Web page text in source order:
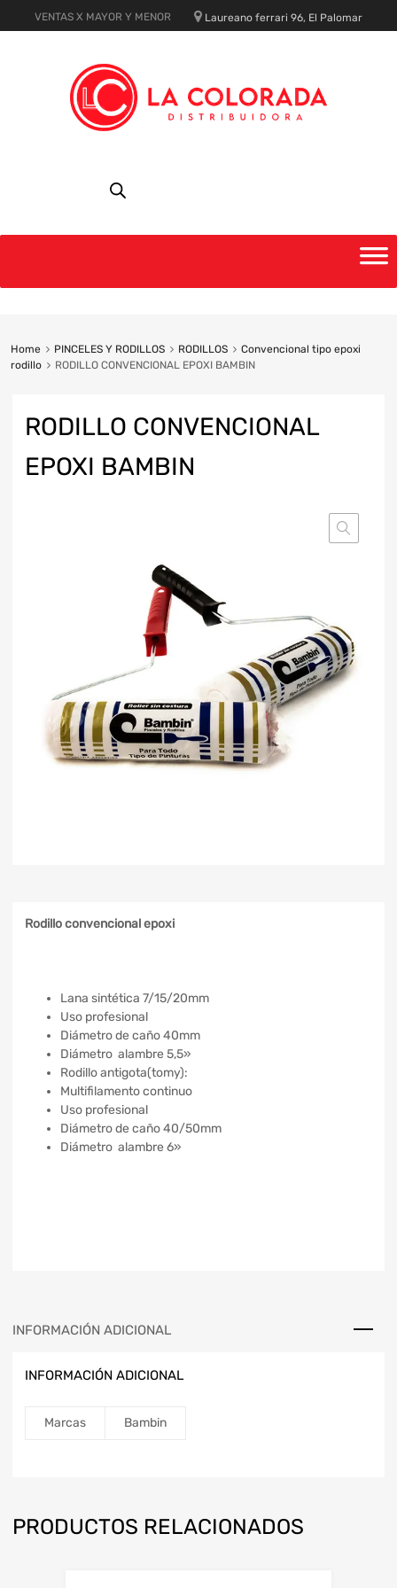
VENTAS X MAYOR Y MENOR Laureano ferrari 96, El Palomar
content
Home PINCELES Y RODILLOS RODILLOS
Convencional tipo epoxi
rodillo
RODILLO CONVENCIONAL EPOXI BAMBIN
RODILLO CONVENCIONAL
EPOXI BAMBIN
Rodillo convencional epoxi
Lana sintética 7/15/20mm
Uso profesional
Diámetro de caño 40mm
Diámetro alambre 5,5»
Rodillo antigota(tomy):
Multifilamento continuo
Uso profesional
Diámetro de caño 40/50mm
Diámetro alambre 6»
INFORMACIÓN ADICIONAL
INFORMACIÓN ADICIONAL
Marcas Bambin
PRODUCTOS RELACIONADOS